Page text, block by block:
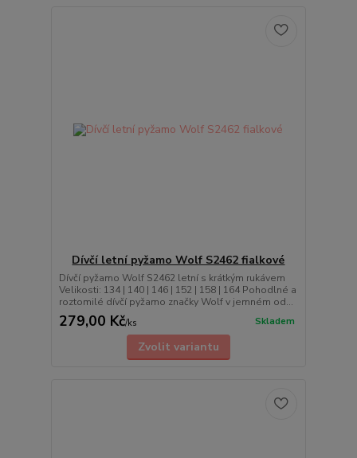
Dívčí letní pyžamo Wolf S2462 fialkové
Dívčí pyžamo Wolf S2462 letní s krátkým rukávem
Velikosti: 134 | 140 | 146 | 152 | 158 | 164 Pohodlné a
roztomilé dívčí pyžamo značky Wolf v jemném od...
279,00 Kč/ks Skladem
Zvolit variantu